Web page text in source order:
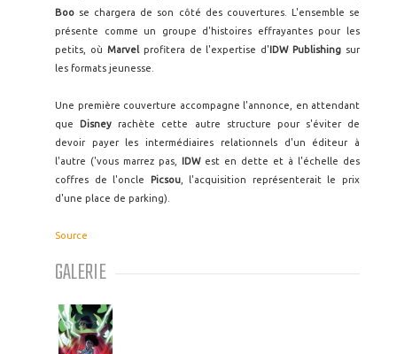
Boo se chargera de son côté des couvertures. L'ensemble se
présente comme un groupe d'histoires effrayantes pour les
petits, où Marvelprofitera de l'expertise d'IDW Publishing sur
les formats jeunesse.
Une première couverture accompagne l'annonce, en attendant
que Disney rachète cette autre structure pour s'éviter de
devoir payer les intermédiaires relationnels d'un éditeur à
l'autre ('vous marrez pas, IDWest en dette et à l'échelle des
coffres de l'oncle
Picsou, l'acquisition représenterait le prix
d'une place de parking).
Source
GALERIE